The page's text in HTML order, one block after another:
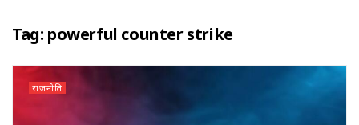
Tag: powerful counter strike
राजनीति